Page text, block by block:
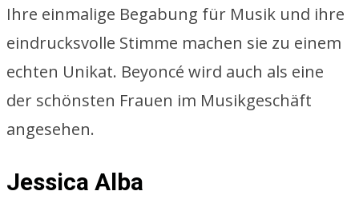
Ihre einmalige Begabung für Musik und ihre
eindrucksvolle Stimme machen sie zu einem
echten Unikat. Beyoncé wird auch als eine
der schönsten Frauen im Musikgeschäft
angesehen.
Jessica Alba